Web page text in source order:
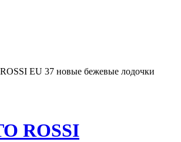
EU 37 новые бежевые лодочки
ROSSI